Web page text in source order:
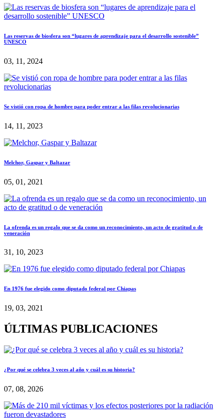
Las reservas de biosfera son “lugares de aprendizaje para el desarrollo sostenible”
UNESCO
03, 11, 2024
Se vistió con ropa de hombre para poder entrar a las filas revolucionarias
14, 11, 2023
Melchor, Gaspar y Baltazar
05, 01, 2021
La ofrenda es un regalo que se da como un reconocimiento, un acto de gratitud o de
veneración
31, 10, 2023
En 1976 fue elegido como diputado federal por Chiapas
19, 03, 2021
ÚLTIMAS PUBLICACIONES
¿Por qué se celebra 3 veces al año y cuál es su historia?
07, 08, 2026